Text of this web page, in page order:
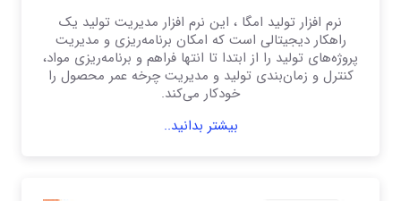
نرم افزار تولید امگا ، این نرم افزار مدیریت تولید یک
راهکار دیجیتالی است که امکان برنامه‌ریزی و مدیریت
پروژه‌های تولید را از ابتدا تا انتها فراهم و برنامه‌ریزی مواد،
کنترل و زمان‌بندی تولید و مدیریت چرخه عمر محصول را
خودکار می‌کند.
بیشتر بدانید..